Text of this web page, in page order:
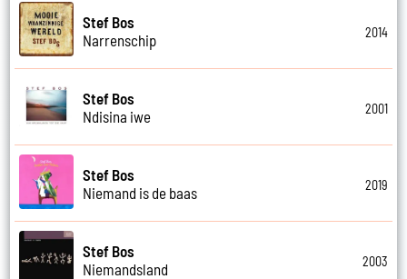
Stef Bos
Narrenschip
2014
Stef Bos
Ndisina iwe
2001
Stef Bos
Niemand is de baas
2019
Stef Bos
Niemandsland
2003